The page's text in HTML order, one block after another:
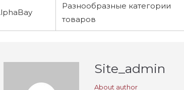
Разнообразные категории
товаров
Site_admin
About author